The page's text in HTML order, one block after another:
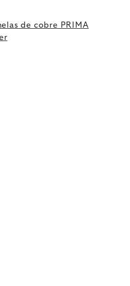
de cobre PRIMA